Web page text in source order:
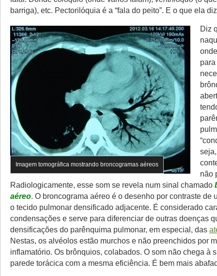
barriga), etc. Pectorilóquia é a “fala do peito”. E o que ela
Imagem tomográfica mostrando broncogramas aéreos
Diz
não
Radiologicamente, esse som se revela num sinal chamado
aéreo. O broncograma aéreo é o desenho por contraste de
o tecido pulmonar densificado adjacente. É considerado
condensações e serve para diferenciar de outras doenças
densificações do parênquima pulmonar, em especial, das
Nestas, os alvéolos estão murchos e não preenchidos por
inflamatório. Os brônquios, colabados. O som não chega à
parede torácica com a mesma eficiência. É bem mais